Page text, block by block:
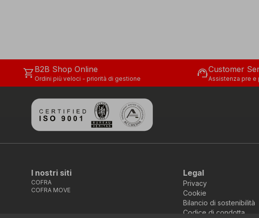
shopping_cartB2B Shop Online
Ordini più veloci - priorità di gestione support_agentCustomer
Assistenza pre e
I nostri siti
COFRA
COFRA MOVE
Legal
Privacy
Cookie
Bilancio di sostenibilità
Codice di condotta